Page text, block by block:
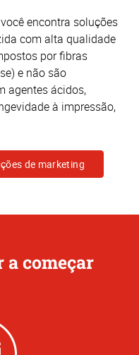
encontra soluções
com alta qualidade
por fibras
e não são
agentes ácidos,
à impressão,
de marketing
a começar